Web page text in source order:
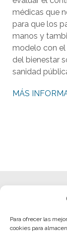
Para ofrecer las
cookies para
médicas que
para que los
manos y
modelo con el
del bienestar
sanidad
MÁS